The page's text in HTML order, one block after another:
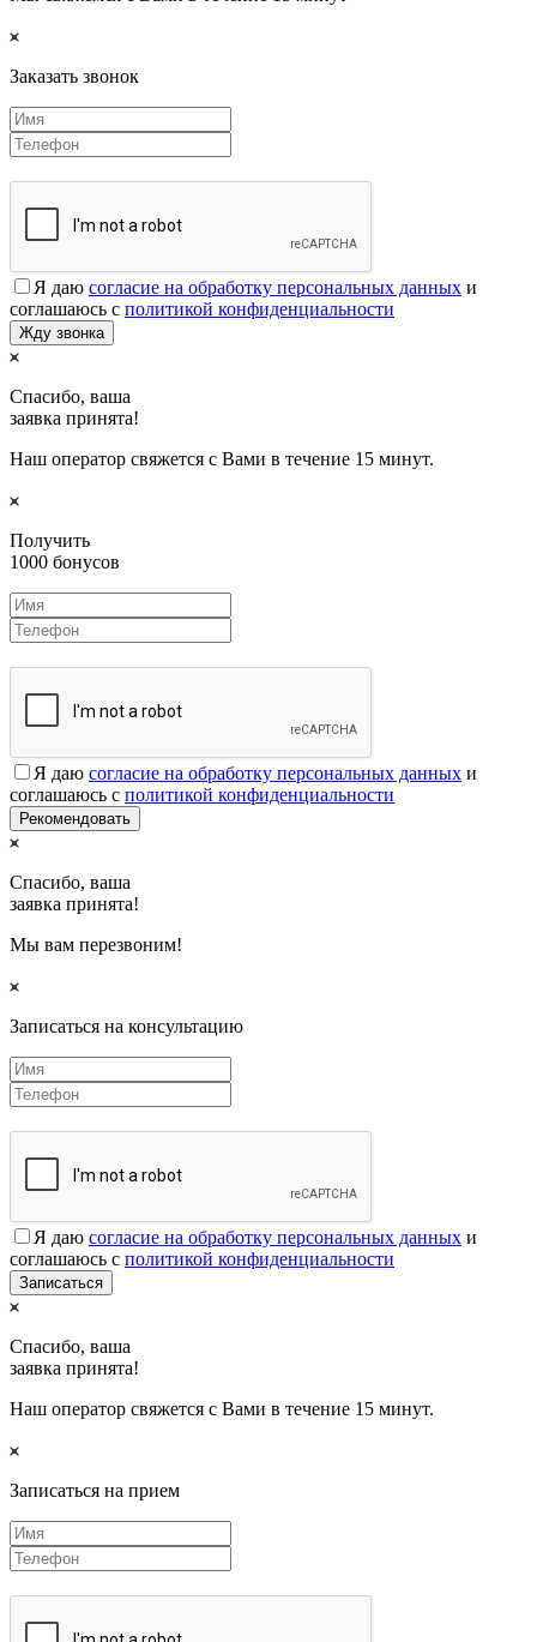
Заказать звонок
Я даю согласие на обработку персональных данных и
соглашаюсь с политикой конфиденциальности
Жду звонка
Спасибо, ваша
заявка принята!
Наш оператор свяжется с Вами в течение 15 минут.
Получить
1000 бонусов
Я даю согласие на обработку персональных данных и
соглашаюсь с политикой конфиденциальности
Рекомендовать
Спасибо, ваша
заявка принята!
Мы вам перезвоним!
Записаться на консультацию
Я даю согласие на обработку персональных данных и
соглашаюсь с политикой конфиденциальности
Записаться
Спасибо, ваша
заявка принята!
Наш оператор свяжется с Вами в течение 15 минут.
Записаться на прием